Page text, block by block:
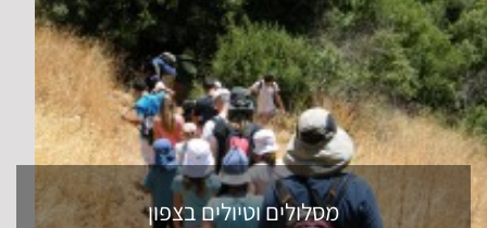
מסלולים וטיולים בצפון